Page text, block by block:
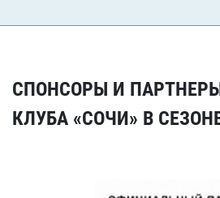
СПОНСОРЫ И
КЛУБА «СОЧИ» В